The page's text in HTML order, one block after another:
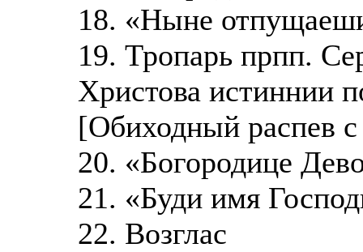
18. «Ныне
19. Тропарь прпп.
Христова истиннии
[Обиходный распев
20. «Богородице
21. «Буди имя
22. Возглас